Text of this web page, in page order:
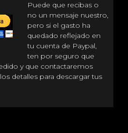
Puede que recibas o
no un mensaje nuestro,
pero si el gasto ha
quedado reflejado en
tu cuenta de Paypal,
ten por seguro que
y que contactaremos
detalles para descargar tus